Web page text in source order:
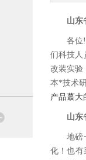
山东
各位
们科技人
改装实验
本*技术
产品蕞大
山东
地磅
化！也有